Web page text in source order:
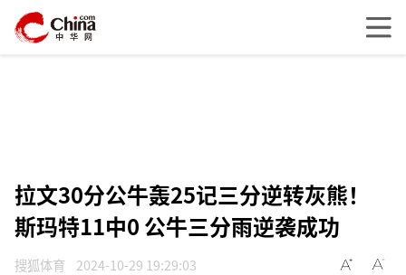
拉文30分公牛轰25记三分逆转灰熊！
斯玛特11中0 公牛三分雨逆袭成功
搜狐体育 2024-10-29 19:29:03